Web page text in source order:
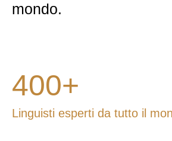
mondo.
400+
Linguisti esperti da tutto il